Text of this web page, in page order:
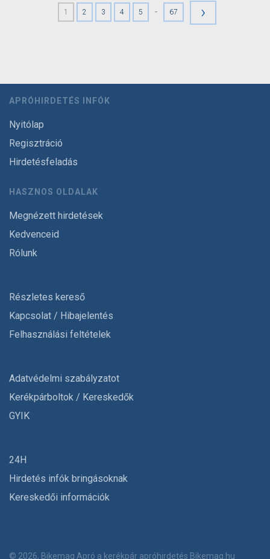
1 2 3 4 5 - 67 ›
APRÓHIRDETÉS INFÓK
Nyitólap
Regisztráció
Hirdetésfeladás
HASZNOS OLDALAK
Megnézett hirdetések
Kedvenceid
Rólunk
Részletes kereső
Kapcsolat / Hibajelentés
Felhasználási feltételek
Adatvédelmi szabályzatot
Kerékpárboltok / Kereskedők
GYIK
24H
Hirdetés infók bringásoknak
Kereskedői információk
© 2026, Bikemag Apró a kerékpár apróhirdetés Bikemag.hu